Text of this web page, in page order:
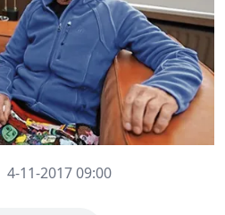
4-11-2017 09:00